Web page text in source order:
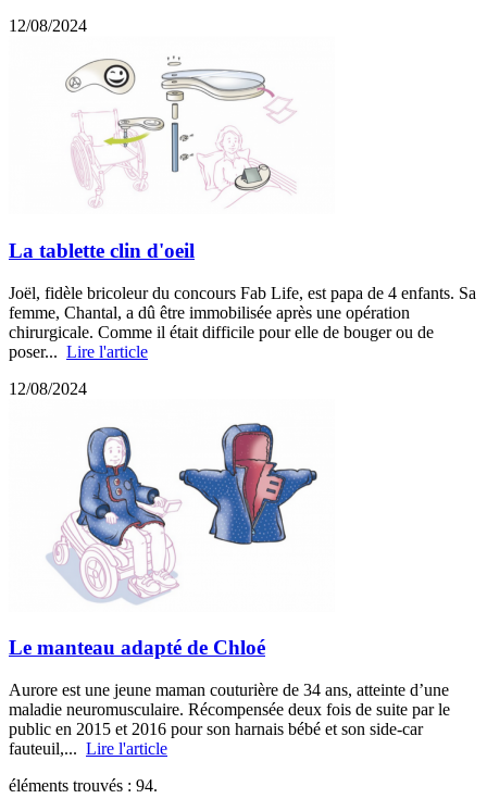
12/08/2024
La tablette clin d'oeil
Joël, fidèle bricoleur du concours Fab Life, est papa de 4 enfants. Sa
femme, Chantal, a dû être immobilisée après une opération
chirurgicale. Comme il était difficile pour elle de bouger ou de
poser... Lire l'article
12/08/2024
Le manteau adapté de Chloé
Aurore est une jeune maman couturière de 34 ans, atteinte d’une
maladie neuromusculaire. Récompensée deux fois de suite par le
public en 2015 et 2016 pour son harnais bébé et son side-car
fauteuil,... Lire l'article
éléments trouvés : 94.